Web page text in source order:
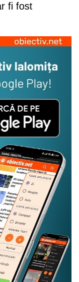
fi fost